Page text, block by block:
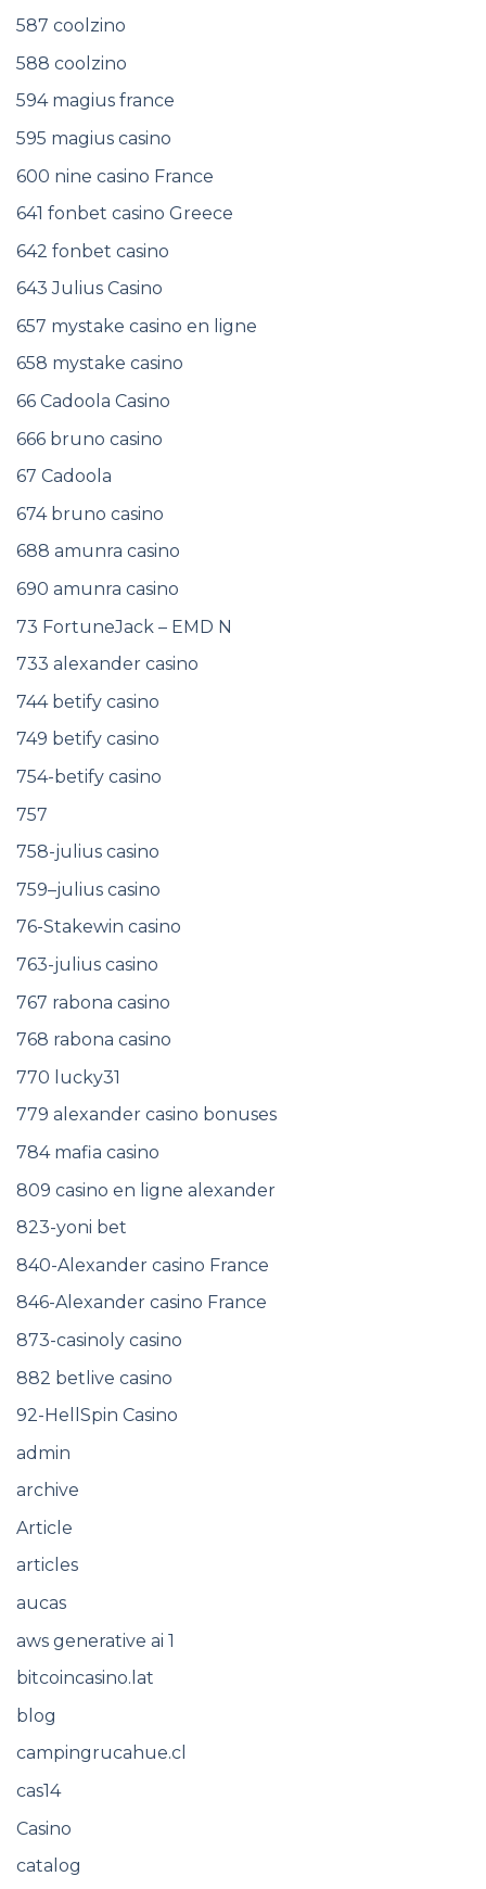
587 coolzino
588 coolzino
594 magius france
595 magius casino
600 nine casino France
641 fonbet casino Greece
642 fonbet casino
643 Julius Casino
657 mystake casino en ligne
658 mystake casino
66 Cadoola Casino
666 bruno casino
67 Cadoola
674 bruno casino
688 amunra casino
690 amunra casino
73 FortuneJack – EMD N
733 alexander casino
744 betify casino
749 betify casino
754-betify casino
757
758-julius casino
759–julius casino
76-Stakewin casino
763-julius casino
767 rabona casino
768 rabona casino
770 lucky31
779 alexander casino bonuses
784 mafia casino
809 casino en ligne alexander
823-yoni bet
840-Alexander casino France
846-Alexander casino France
873-casinoly casino
882 betlive casino
92-HellSpin Casino
admin
archive
Article
articles
aucas
aws generative ai 1
bitcoincasino.lat
blog
campingrucahue.cl
cas14
Casino
catalog